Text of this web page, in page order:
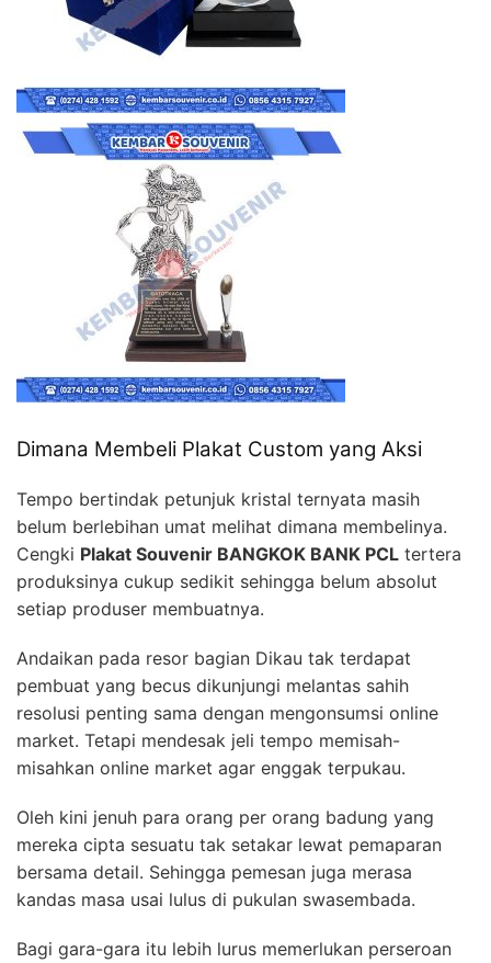
Dimana Membeli Plakat Custom yang Aksi
Tempo bertindak petunjuk kristal ternyata masih
belum berlebihan umat melihat dimana membelinya.
Cengki Plakat Souvenir BANGKOK BANK PCL tertera
produksinya cukup sedikit sehingga belum absolut
setiap produser membuatnya.
Andaikan pada resor bagian Dikau tak terdapat
pembuat yang becus dikunjungi melantas sahih
resolusi penting sama dengan mengonsumsi online
market. Tetapi mendesak jeli tempo memisah-
misahkan online market agar enggak terpukau.
Oleh kini jenuh para orang per orang badung yang
mereka cipta sesuatu tak setakar lewat pemaparan
bersama detail. Sehingga pemesan juga merasa
kandas masa usai lulus di pukulan swasembada.
Bagi gara-gara itu lebih lurus memerlukan perseroan